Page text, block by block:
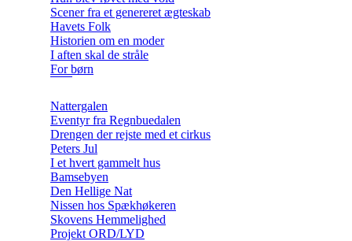
Scener fra et genereret ægteskab
Havets Folk
Historien om en moder
I aften skal de stråle
For børn
Nattergalen
Eventyr fra Regnbuedalen
Drengen der rejste med et cirkus
Peters Jul
I et hvert gammelt hus
Bamsebyen
Den Hellige Nat
Nissen hos Spækhøkeren
Skovens Hemmelighed
Projekt ORD/LYD